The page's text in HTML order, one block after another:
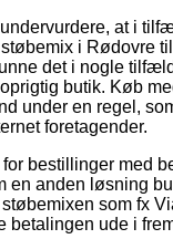
at i
i Rødovre
det i nogle
butik. Køb
under en regel,
foretagender.
bestillinger med
en anden løsning
som fx
betalingen ude i